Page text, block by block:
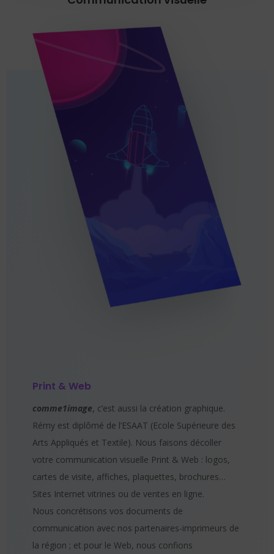
Print & Web
comme1image, c’est aussi la création graphique.
Rémy est diplômé de l’ESAAT (Ecole Supérieure des
Arts Appliqués et Textile). Nous faisons décoller
votre communication visuelle Print & Web : logos,
cartes de visite, affiches, plaquettes, brochures…
Sites Internet vitrines ou de ventes en ligne.
Nous concrétisons vos documents de
communication avec nos partenaires-imprimeurs de
la région ; et pour le Web, nous confions